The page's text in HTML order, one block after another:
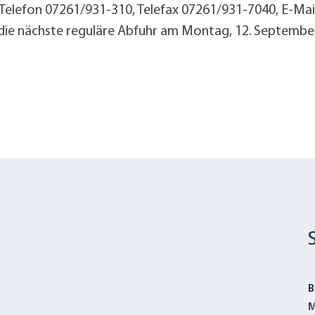
+
Förderprogramme Mobilität
07261/931-310, Telefax 07261/931-7040, E-
nächste reguläre Abfuhr am Montag, 12.